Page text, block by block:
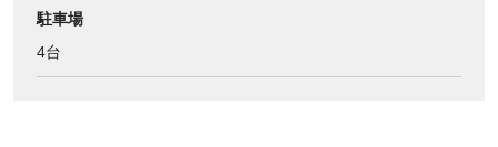
駐車場
4台